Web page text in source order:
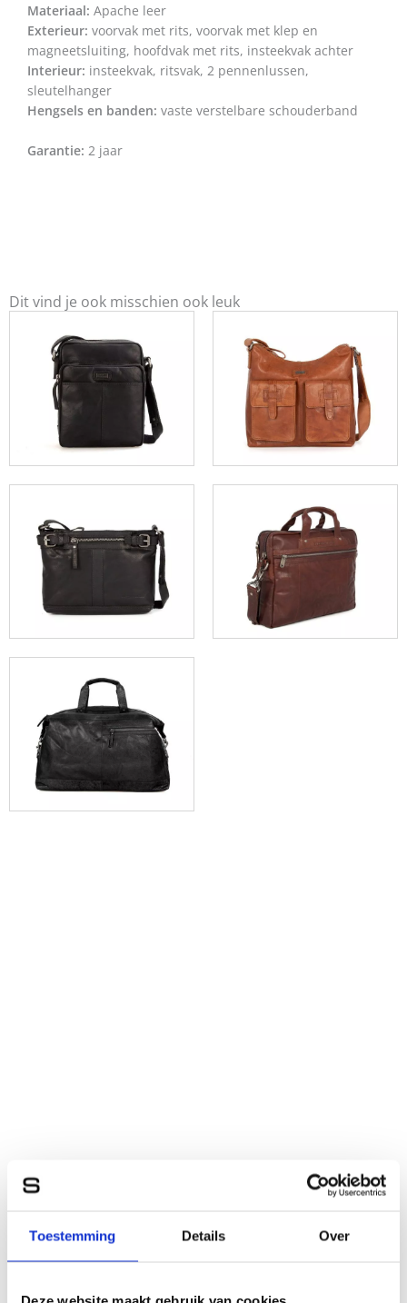
Toestemming Details Over
Deze website maakt gebruik van cookies
Materiaal: Apache leer
Exterieur: voorvak met rits, voorvak met klep en
magneetsluiting, hoofdvak met rits, insteekvak achter
Interieur: insteekvak, ritsvak, 2 pennenlussen,
sleutelhanger
Hengsels en banden: vaste verstelbare schouderband
Garantie: 2 jaar
Dit vind je ook misschien ook leuk